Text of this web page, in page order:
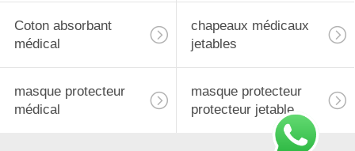
Coton absorbant
médical
chapeaux médicaux
jetables
masque protecteur
médical
masque protecteur
protecteur jetable